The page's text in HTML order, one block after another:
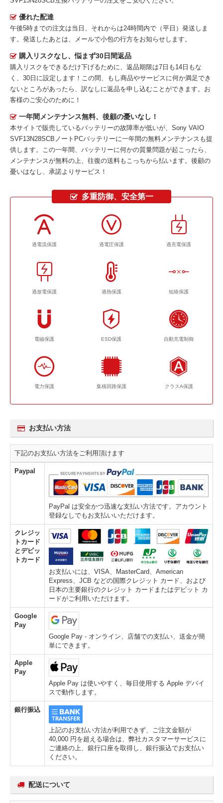
優れた配達
午後5時までの注文は当日、それからは24時間内で（平日）発送しま
す。発送したあとは、メールで小包の行方をお知らせします。
購入リスクなし、悩まず30日間返品
購入リスクをできるだけ下げるために、返品期限は7日も14日もな
く、30日に設定します！この間、もし商品やサービスに何か満足でき
ないところがあったら、訳なしに返品を申し込むことができます。お
客様のご安心のために！
一年間メンテナンス無料、後顧の憂いなし！
本サイトで販売しているバッテリーの故障率が低いが、 Sony VAIO
SVF13N28SCBノートPCバッテリーに一年間の無料メンテナンスも提
供します。この一年間、バッテリーに何かの質量問題が起こったら、
メンテナンスが無料の上、往復の送料もこっちから払います。後顧の
憂いはなし、承諾よりサービス！
多重防御、安全第一
過電流保護 過電圧保護 過充電保護
過放電保護 過熱保護 短絡保護
電磁保護 ESD保護 自動充電制御
電力保護 集積回路保護 クラスA保護
お支払い方法
下記のお支払い方法をご利用頂けます
Paypal
PayPal は安全かつ迅速な支払い方法です。アカウント
登録なしでもお支払いいただけます。
クレジッ
トカード
とデビッ
トカード
お支払いには、VISA、MasterCard、American
Express、JCB などの国際クレジット カード、および
日本の主要銀行のクレジット カードまたはデビット カ
ードがご利用いただけます。
Google
Pay
Google Pay - オンライン、店舗での支払い、送金が簡
単にできます。
Apple
Pay
Apple Pay は使いやすく、毎日使用する Apple デバイ
スで動作します。
銀行振込
上記のお支払い方法が利用できず、ご注文金額が
40,000 円を超える場合は、弊社カスタマーサービスに
ご連絡の上、銀行口座を取得し、銀行振込でお支払い
ください。
配送について